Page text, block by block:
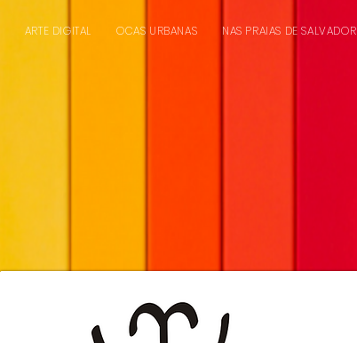
ARTE DIGITAL OCAS URBANAS NAS PRAIAS DE SALVADOR